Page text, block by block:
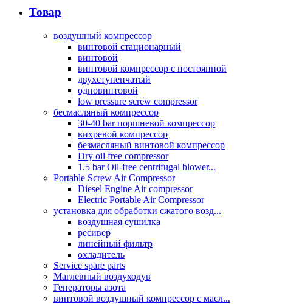
Товар
воздушный компрессор
винтовой стационарный
винтовой
винтовой компрессор с постоянной
двухступенчатый
одновинтовой
low pressure screw compressor
бесмасляный компрессор
30-40 bar поршневой компрессор
вихревой компрессор
безмасляный винтовой компрессор
Dry oil free compressor
1.5 bar Oil-free centrifugal blower...
Portable Screw Air Compressor
Diesel Engine Air compressor
Electric Portable Air Compressor
установка для обработки сжатого возд...
воздушная сушилка
ресивер
линейный фильтр
охладитель
Service spare parts
Маглевный воздуходув
Генераторы азота
винтовой воздушный компрессор с масл...